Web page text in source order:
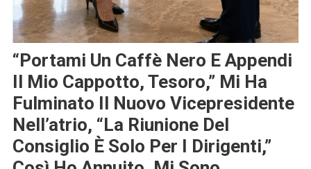
“Portami Un Caffè Nero E Appendi
Il Mio Cappotto, Tesoro,” Mi Ha
Fulminato Il Nuovo Vicepresidente
Nell’atrio, “la Riunione Del
Consiglio È Solo Per I Dirigenti,”